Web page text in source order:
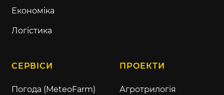
Економіка
Логістика
СЕРВІСИ
Погода (MeteoFarm)
ПРОЕКТИ
Агротрилогія